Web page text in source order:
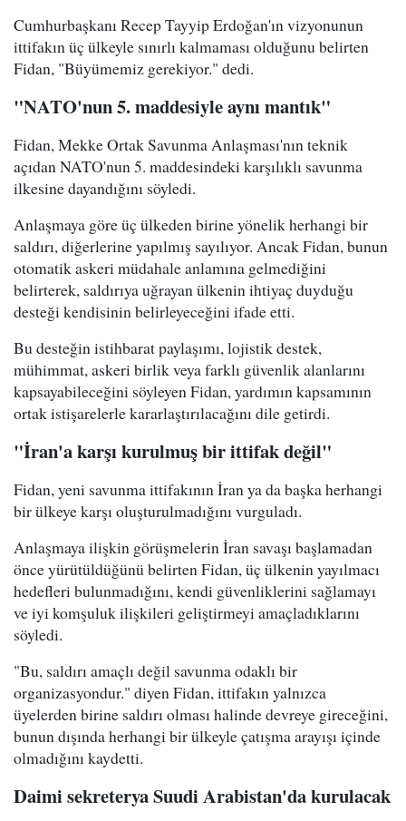
Cumhurbaşkanı Recep Tayyip Erdoğan'ın vizyonunun
ittifakın üç ülkeyle sınırlı kalmaması olduğunu belirten
Fidan, "Büyümemiz gerekiyor." dedi.
"NATO'nun 5. maddesiyle aynı mantık"
Fidan, Mekke Ortak Savunma Anlaşması'nın teknik
açıdan NATO'nun 5. maddesindeki karşılıklı savunma
ilkesine dayandığını söyledi.
Anlaşmaya göre üç ülkeden birine yönelik herhangi bir
saldırı, diğerlerine yapılmış sayılıyor. Ancak Fidan, bunun
otomatik askeri müdahale anlamına gelmediğini
belirterek, saldırıya uğrayan ülkenin ihtiyaç duyduğu
desteği kendisinin belirleyeceğini ifade etti.
Bu desteğin istihbarat paylaşımı, lojistik destek,
mühimmat, askeri birlik veya farklı güvenlik alanlarını
kapsayabileceğini söyleyen Fidan, yardımın kapsamının
ortak istişarelerle kararlaştırılacağını dile getirdi.
"İran'a karşı kurulmuş bir ittifak değil"
Fidan, yeni savunma ittifakının İran ya da başka herhangi
bir ülkeye karşı oluşturulmadığını vurguladı.
Anlaşmaya ilişkin görüşmelerin İran savaşı başlamadan
önce yürütüldüğünü belirten Fidan, üç ülkenin yayılmacı
hedefleri bulunmadığını, kendi güvenliklerini sağlamayı
ve iyi komşuluk ilişkileri geliştirmeyi amaçladıklarını
söyledi.
"Bu, saldırı amaçlı değil savunma odaklı bir
organizasyondur." diyen Fidan, ittifakın yalnızca
üyelerden birine saldırı olması halinde devreye gireceğini,
bunun dışında herhangi bir ülkeyle çatışma arayışı içinde
olmadığını kaydetti.
Daimi sekreterya Suudi Arabistan'da kurulacak